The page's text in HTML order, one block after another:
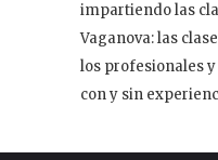
impartiendo las
Vaganova: las
los profesionales
con y sin